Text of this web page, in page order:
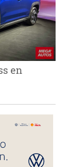
en